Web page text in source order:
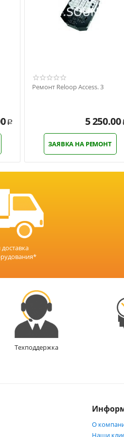
Р
Ремонт Reloop Access. 3
5 250.00
ЗАЯВКА НА РЕМОНТ
Техподдержка
О
Наши